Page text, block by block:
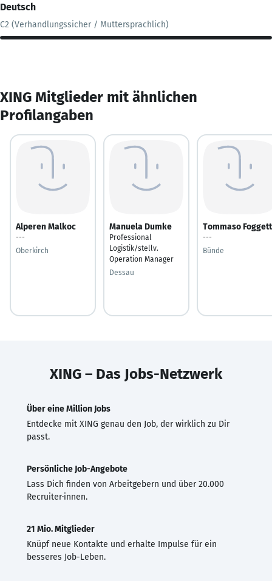
Deutsch
C2 (Verhandlungssicher / Muttersprachlich)
XING Mitglieder mit ähnlichen
Profilangaben
Alperen Malkoc
---
Oberkirch
Manuela Dumke
Professional
Logistik/stellv.
Operation Manager
Dessau
Tommaso
---
Bünde
XING – Das Jobs-Netzwerk
Über eine Million Jobs
Entdecke mit XING genau den Job, der wirklich zu Dir
passt.
Persönliche Job-Angebote
Lass Dich finden von Arbeitgebern und über 20.000
Recruiter·innen.
21 Mio. Mitglieder
Knüpf neue Kontakte und erhalte Impulse für ein
besseres Job-Leben.